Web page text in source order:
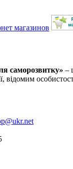
саморозвитку» –
відомим